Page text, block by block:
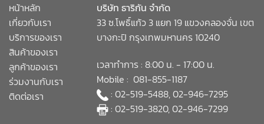
หน้าหลัก
เกี่ยวกับเรา
บริการของเรา
สินค้าของเรา
ลูกค้าของเรา
ร่วมงานกับเรา
ติดต่อเรา
บริษัท ธาริกัน จำกัด
33 ซ.โพธิ์แก้ว 3 แยก 19 แขวงคลองจั่น เขต
บางกะปิ กรุงเทพมหานคร 10240
เวลาทำการ : 8:00 น. - 17:00 น.
Mobile : 081-855-1187
: 02-519-5488, 02-946-7295
: 02-519-3820, 02-946-7299